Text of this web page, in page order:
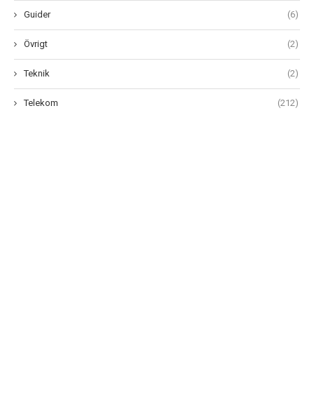
Guider (6)
Övrigt (2)
Teknik (2)
Telekom (212)